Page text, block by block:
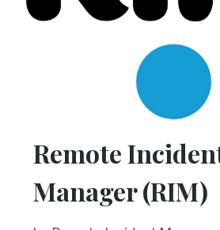
Remote
Manager (RIM)